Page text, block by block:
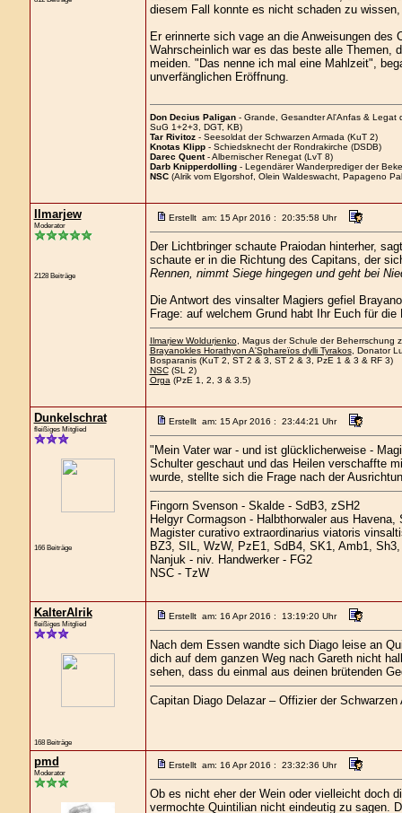
diesem Fall konnte es nicht schaden zu
Er erinnerte sich vage an die Anweisungen
Wahrscheinlich war es das beste alle Themen,
meiden. "Das nenne ich mal eine Mahlzeit",
unverfänglichen Eröffnung.
Don Decius Paligan- Grande, Gesandter Al'Anfas & Legat
SuG 1+2+3, DGT, KB)
Tar Rivitoz- Seesoldat der Schwarzen Armada (KuT 2)
Knotas Klipp- Schiedsknecht der Rondrakirche (DSDB)
Darec Quent- Albernischer Renegat (LvT 8)
Darb Knipperdolling- Legendärer Wanderprediger der
NSC(Alrik vom Elgorshof, Olein Waldeswacht, Papageno
Ilmarjew
Moderator
2128 Beiträge
Erstellt am: 15 Apr 2016 : 20:35:58 Uhr
Der Lichtbringer schaute Praiodan hinterher,
schaute er in die Richtung des Capitans, der
Rennen, nimmt Siege hingegen und geht bei
Die Antwort des vinsalter Magiers gefiel
Frage: auf welchem Grund habt Ihr Euch für
Ilmarjew Woldurjenko, Magus der Schule der Beherrschung
Brayanokles Horathyon A'Sphareïos dylli Tyrakos, Donator
Bosparanis (KuT 2, ST 2 & 3, ST 2 & 3, PzE 1 & 3 & RF 3)
NSC(SL 2)
Orga (PzE 1, 2, 3 & 3.5)
Dunkelschrat
fleißiges Mitglied
166 Beiträge
Erstellt am: 15 Apr 2016 : 23:44:21 Uhr
"Mein Vater war - und ist glücklicherweise -
Schulter geschaut und das Heilen verschaffte
wurde, stellte sich die Frage nach der
Fingorn Svenson - Skalde - SdB3, zSH2
Helgyr Cormagson - Halbthorwaler aus Havena,
Magister curativo extraordinarius viatoris
BZ3, SIL, WzW, PzE1, SdB4, SK1, Amb1,
Nanjuk - niv. Handwerker - FG2
NSC - TzW
KalterAlrik
fleißiges Mitglied
168 Beiträge
Erstellt am: 16 Apr 2016 : 13:19:20 Uhr
Nach dem Essen wandte sich Diago leise an
dich auf dem ganzen Weg nach Gareth nicht
sehen, dass du einmal aus deinen brütenden
Capitan Diago Delazar – Offizier der
pmd
Moderator
Erstellt am: 16 Apr 2016 : 23:32:36 Uhr
Ob es nicht eher der Wein oder vielleicht doch
vermochte Quintilian nicht eindeutig zu sagen.